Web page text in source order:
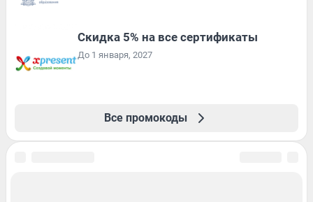
Скидка 5% на все сертификаты
До 1 января, 2027
Все промокоды